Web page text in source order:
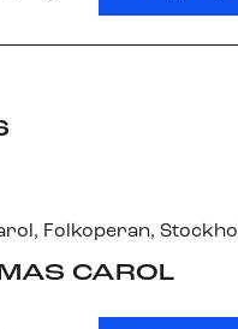
, Folkoperan,
CAROL